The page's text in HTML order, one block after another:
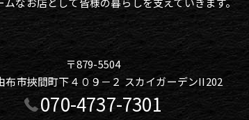
〒879-5504
布市挾間町下４０９－２ スカイガーデンII202
070-4737-7301